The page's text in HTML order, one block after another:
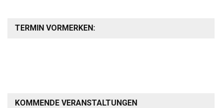
TERMIN VORMERKEN:
KOMMENDE VERANSTALTUNGEN